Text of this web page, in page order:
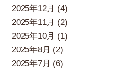
2025年12月 (4)
2025年11月 (2)
2025年10月 (1)
2025年8月 (2)
2025年7月 (6)